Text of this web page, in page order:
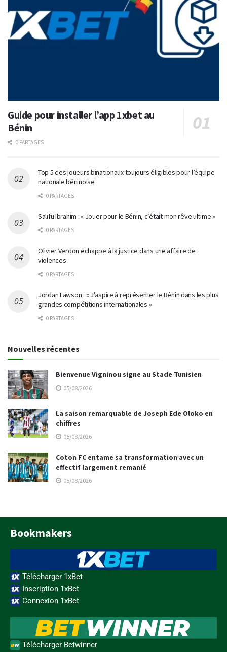
Guide pour installer l’app 1xbet au
Bénin
0 PARTAGES
Top 5 des joueurs binationaux toujours éligibles pour l’équipe
nationale béninoise
0 PARTAGES
Salifu Ibrahim : « Jouer pour le Bénin, c’était mon rêve ultime »
0 PARTAGES
Olivier Verdon échappe à la justice dans une affaire de
violences
0 PARTAGES
Jordan Lawson : « J’aspire à représenter le Bénin dans les plus
grandes compétitions internationales »
0 PARTAGES
Nouvelles récentes
Bienvenue Vigninou signe au Stade Tunisien
05/08/2026
La saison remarquable de Joseph Ede Oloko en
chiffres
05/08/2026
Coton FC entame sa transformation avec un
effectif largement remanié
05/08/2026
Bookmakers
Télécharger 1xBet
Inscription 1xBet
Connexion 1xBet
Télécharger Betwinner